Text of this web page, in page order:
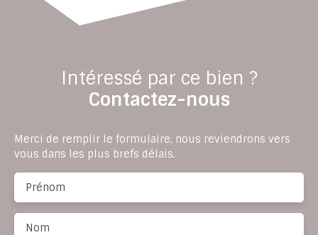
Intéressé par ce bien ?
Contactez-nous
Merci de remplir le formulaire, nous reviendrons vers
vous dans les plus brefs délais.
Prénom
Nom